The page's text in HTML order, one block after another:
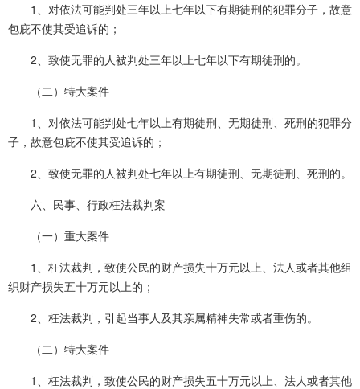
1、对依法可能判处三年以上七年以下有期徒刑的犯罪分子，故意
包庇不使其受追诉的；
2、致使无罪的人被判处三年以上七年以下有期徒刑的。
（二）特大案件
1、对依法可能判处七年以上有期徒刑、无期徒刑、死刑的犯罪分
子，故意包庇不使其受追诉的；
2、致使无罪的人被判处七年以上有期徒刑、无期徒刑、死刑的。
六、民事、行政枉法裁判案
（一）重大案件
1、枉法裁判，致使公民的财产损失十万元以上、法人或者其他组
织财产损失五十万元以上的；
2、枉法裁判，引起当事人及其亲属精神失常或者重伤的。
（二）特大案件
1、枉法裁判，致使公民的财产损失五十万元以上、法人或者其他